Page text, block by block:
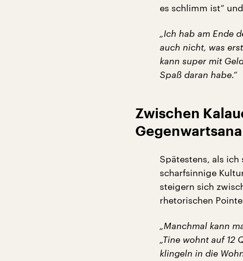
es schlimm ist“
„Ich hab am Ende
auch nicht, was
kann super mit
Spaß daran habe.“
Zwischen
Spätestens, als
scharfsinnige
steigern sich
rhetorischen
„Manchmal kann
„Tine wohnt auf 12
klingeln in die